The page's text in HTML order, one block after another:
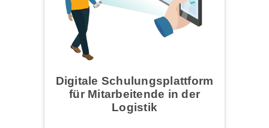
Digitale Schulungsplattform
für Mitarbeitende in der
Logistik